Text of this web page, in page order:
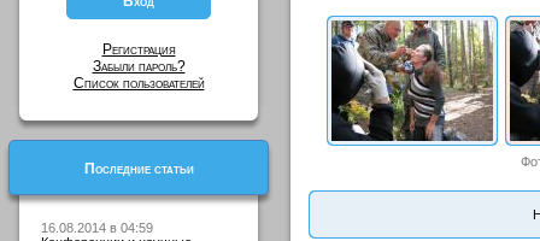
Регистрация
Забыли пароль?
Список пользователей
Последние статьи
16.08.2014 в 04:59